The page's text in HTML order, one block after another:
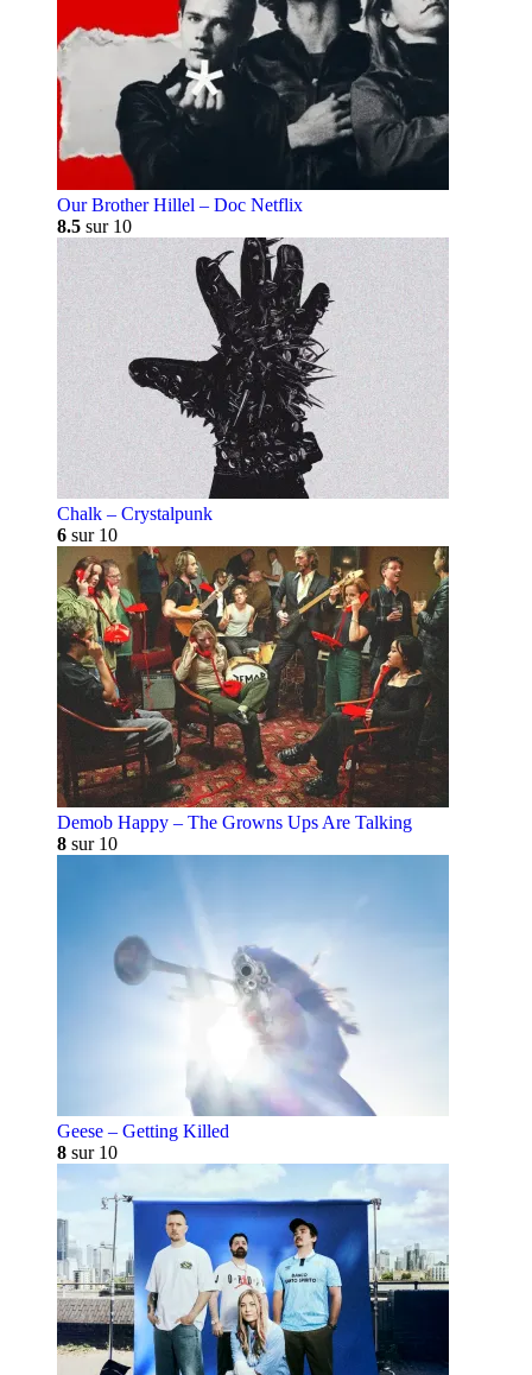
Our Brother Hillel – Doc Netflix
8.5 sur 10
Chalk – Crystalpunk
6 sur 10
Demob Happy – The Growns Ups Are Talking
8 sur 10
Geese – Getting Killed
8 sur 10